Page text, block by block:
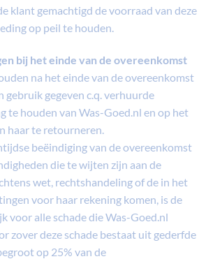
klant gemachtigd de voorraad van deze
op peil te houden.
bij het einde van de overeenkomst
na het einde van de overeenkomst
gebruik gegeven c.q. verhuurde
te houden van Was-Goed.nl en op het
haar te retourneren.
beëindiging van de overeenkomst
die te wijten zijn aan de
wet, rechtshandeling of de in het
voor haar rekening komen, is de
voor alle schade die Was-Goed.nl
zover deze schade bestaat uit gederfde
op 25% van de